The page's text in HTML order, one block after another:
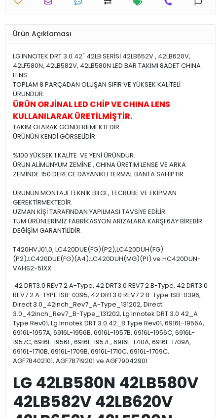
Ürün Açıklaması
LG INNOTEK DRT 3.0 42" 42LB SERİSİ 42LB652V , 42LB620V,
42LF580N, 42LB582V, 42LB580N LED BAR TAKIMI 8ADET CHINA
LENS.
TOPLAM 8 PARÇADAN OLUŞAN SIFIR VE YÜKSEK KALİTELİ
ÜRÜNDÜR.
ÜRÜN ORJİNAL LED CHİP VE CHINA LENS
KULLANILARAK ÜRETİLMİŞTİR.
TAKIM OLARAK GÖNDERİLMEKTEDİR.
ÜRÜNÜN KENDİ GÖRSELİDİR.
%100 YÜKSEK 1.KALİTE VE YENİ ÜRÜNDÜR.
ÜRÜN ALİMUNYUM ZEMİNE , CHINA ÜRETİM LENSE VE ARKA
ZEMİNDE 150 DERECE DAYANIKLI TERMAL BANTA SAHİPTİR
ÜRÜNÜN MONTAJI TEKNİK BİLGİ , TECRÜBE VE EKİPMAN
GEREKTİRMEKTEDİR.
UZMAN KİŞİ TARAFINDAN YAPILMASI TAVSİYE EDİLİR.
TÜM ÜRÜNLERİMİZ FABRİKASYON ARIZALARA KARŞI 6AY BİREBİR
DEĞİŞİM GARANTİLİDİR.
T420HVJ01.0, LC420DUE(FG)(P2),LC420DUH(FG)
(P2),LC420DUE(FG)(A4),LC420DUH(MG)(P1) ve HC420DUN-
VAHS2-51XX
42 DRT3.0 REV7 2 A-Type, 42 DRT3.0 REV7 2 B-Type, 42 DRT3.0
REV7 2 A-TYPE 1SB-0395, 42 DRT3.0 REV7 2 B-Type 1SB-0396,
Direct 3.0_42inch_Rev7_A-Type_131202, Direct
3.0_42inch_Rev7_B-Type_131202, Lg Innotek DRT 3.0 42_A
Type Rev01, Lg Innotek DRT 3.0 42_B Type Rev01, 6916L-1956A,
6916L-1957A, 6916L-1956B, 6916L-1957B, 6916L-1956C, 6916L-
1957C, 6916L-1956E, 6916L-1957E, 6916L-1710A, 6916L-1709A,
6916L-1710B, 6916L-1709B, 6916L-1710C, 6916L-1709C,
AGF78402101, AGF78719201 ve AGF79042901
LG 42LB580N 42LB580V
42LB582V 42LB620V